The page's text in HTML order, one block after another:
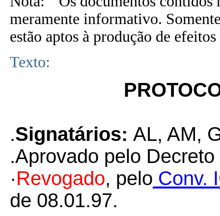
meramente informativo.
estão aptos à produção de
Texto:
.Signatários: AL, AM,
.Aprovado pelo
·Revogado, pelo Conv.
de 08.01.97.